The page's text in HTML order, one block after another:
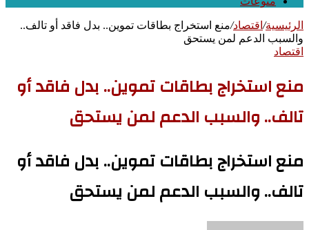
الرئيسية/ اقتصاد/منع استخراج بطاقات تموين.. بدل فاقد أو تالف..
والسبب الدعم لمن يستحق
اقتصاد
منع استخراج بطاقات تموين.. بدل فاقد أو
تالف.. والسبب الدعم لمن يستحق
منع استخراج بطاقات تموين.. بدل فاقد أو
تالف.. والسبب الدعم لمن يستحق